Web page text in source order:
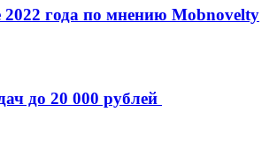
года по мнению Mobnovelty
до 20 000 рублей